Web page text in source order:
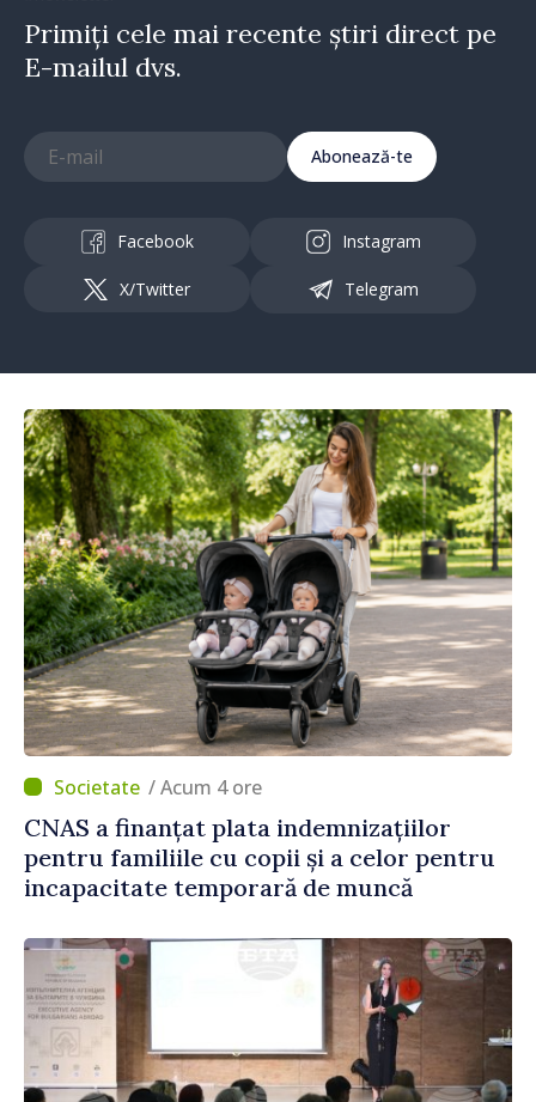
Primiți cele mai recente știri direct pe
E-mailul dvs.
Abonează-te
Facebook Instagram
X/Twitter Telegram
/ Acum 4 ore
CNAS a finanțat plata indemnizațiilor
pentru familiile cu copii și a celor pentru
incapacitate temporară de muncă